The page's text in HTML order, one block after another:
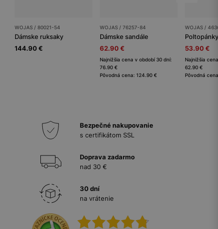
WOJAS / 80021-54
Dámske ruksaky
144.90 €
WOJAS / 76257-84
Dámske sandále
62.90 €
Najnižšia cena v období 30 dní:
76.90 €
Pôvodná cena: 124.90 €
WOJAS /
53.90 €
Najnižšia
62.90 €
Pôvodná
Bezpečné nakupovanie
s certifikátom SSL
Doprava zadarmo
nad 30 €
30 dní
na vrátenie